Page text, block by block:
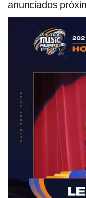
anunciados